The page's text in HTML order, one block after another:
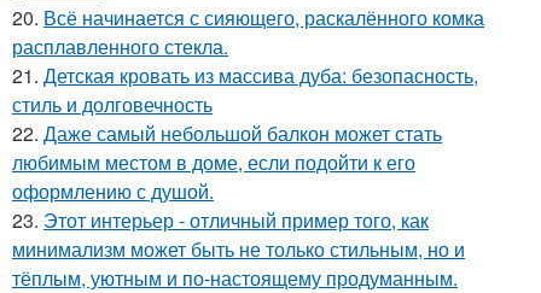
20. Всё начинается с сияющего, раскалённого комка
расплавленного стекла.
21. Детская кровать из массива дуба: безопасность,
стиль и долговечность
22. Даже самый небольшой балкон может стать
любимым местом в доме, если подойти к его
оформлению с душой.
23. Этот интерьер - отличный пример того, как
минимализм может быть не только стильным, но и
тёплым, уютным и по-настоящему продуманным.